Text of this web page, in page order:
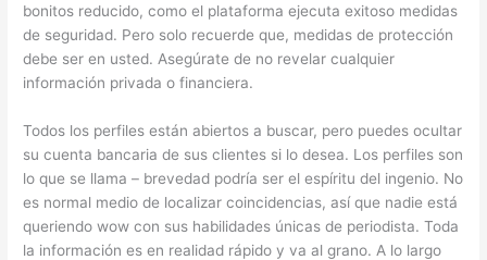
bonitos reducido, como el plataforma ejecuta exitoso medidas
de seguridad. Pero solo recuerde que, medidas de protección
debe ser en usted. Asegúrate de no revelar cualquier
información privada o financiera.
Todos los perfiles están abiertos a buscar, pero puedes ocultar
su cuenta bancaria de sus clientes si lo desea. Los perfiles son
lo que se llama – brevedad podría ser el espíritu del ingenio. No
es normal medio de localizar coincidencias, así que nadie está
queriendo wow con sus habilidades únicas de periodista. Toda
la información es en realidad rápido y va al grano. A lo largo